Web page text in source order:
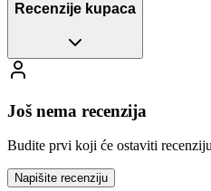
Recenzije kupaca
Još nema recenzija
Budite prvi koji će ostaviti
Napišite recenziju